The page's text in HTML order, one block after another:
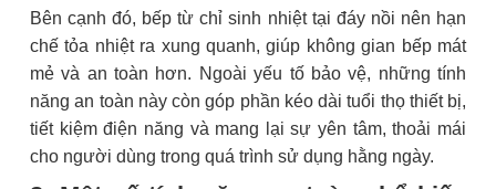
Bên cạnh đó, bếp từ chỉ sinh nhiệt tại đáy nồi nên hạn
chế tỏa nhiệt ra xung quanh, giúp không gian bếp mát
mẻ và an toàn hơn. Ngoài yếu tố bảo vệ, những tính
năng an toàn này còn góp phần kéo dài tuổi thọ thiết bị,
tiết kiệm điện năng và mang lại sự yên tâm, thoải mái
cho người dùng trong quá trình sử dụng hằng ngày.